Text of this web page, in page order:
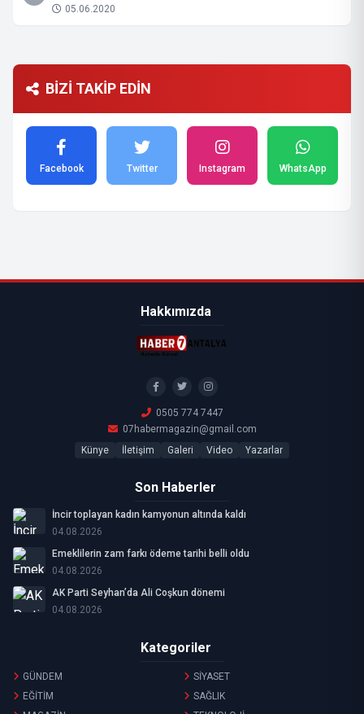
05.06.2020
BİZİ TAKİP EDİN
Facebook Twitter Instagram WhatsApp
Hakkımızda
0505 774 7447
07habermagazin@gmail.com
Künye
İletişim Galeri Video Yazarlar
Son Haberler
İncir toplayan kadın kamyonun altında kaldı
04.08.2026
Emeklilerin zam farkı ödeme tarihi belli oldu
04.08.2026
AK Parti Seyhan’da Ali Coşkun dönemi
04.08.2026
Kategoriler
GÜNDEM
SİYASET
EĞİTİM
SAĞLIK